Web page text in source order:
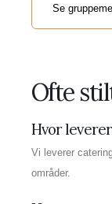
Se
Ofte
Hvor
Vi leverer
områder.